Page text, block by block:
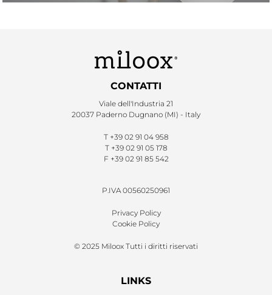
CONTATTI
Viale dell'Industria 21
20037 Paderno Dugnano (MI) - Italy
T +39 02 91 04 958
T +39 02 91 05 178
F +39 02 91 85 542
P.IVA 00560250961
Privacy Policy
Cookie Policy
© 2025 Miloox Tutti i diritti riservati
LINKS